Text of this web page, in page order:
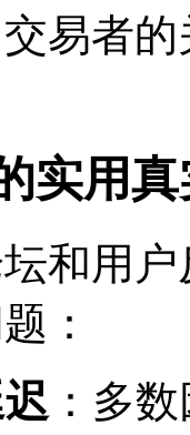
易者
实用真
和用
：
：多